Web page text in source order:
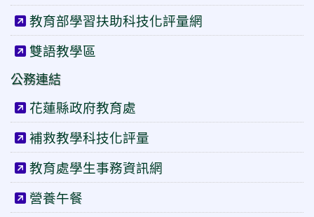
教育部學習扶助科技化評量網
雙語教學區
公務連結
花蓮縣政府教育處
補救教學科技化評量
教育處學生事務資訊網
營養午餐